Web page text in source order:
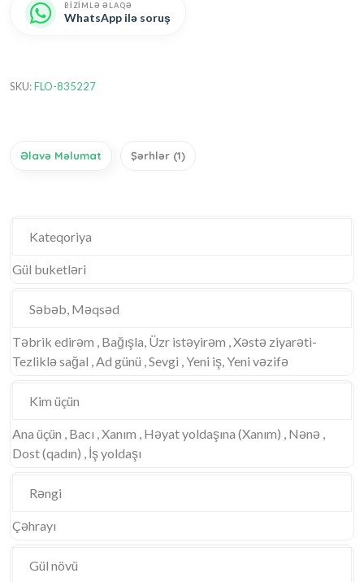
BİZİMLƏ ƏLAQƏ
WhatsApp ilə soruş
SKU:FLO-835227
Əlavə Məlumat Şərhlər (1)
Kateqoriya
Gül buketləri
Səbəb, Məqsəd
Təbrik edirəm , Bağışla, Üzr istəyirəm , Xəstə ziyarəti-
Tezliklə sağal , Ad günü , Sevgi , Yeni iş, Yeni vəzifə
Kim üçün
Ana üçün , Bacı , Xanım , Həyat yoldaşına (Xanım) , Nənə ,
Dost (qadın) , İş yoldaşı
Rəngi
Çəhrayı
Gül növü